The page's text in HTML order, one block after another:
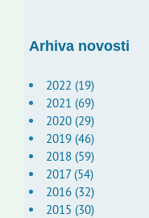
Arhiva novosti
2022 (19)
2021 (69)
2020 (29)
2019 (46)
2018 (59)
2017 (54)
2016 (32)
2015 (30)